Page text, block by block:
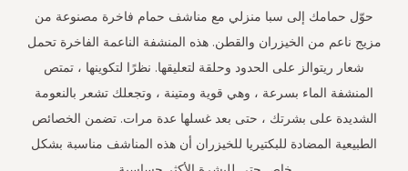
حوّل حمامك إلى سبا منزلي مع مناشف حمام فاخرة مصنوعة من
مزيج ناعم من الخيزران والقطن. هذه المنشفة الناعمة الفاخرة تحمل
شعار ريتوالز على الحدود وحلقة لتعليقها. نظرًا لتكوينها ، تمتص
المنشفة الماء بسرعة ، وهي قوية ومتينة ، وتجعلك تشعر بالنعومة
الشديدة على بشرتك ، حتى بعد غسلها عدة مرات. تضمن الخصائص
الطبيعية المضادة للبكتيريا للخيزران أن هذه المناشف مناسبة بشكل